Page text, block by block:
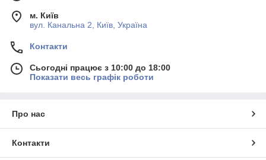
м. Київ
вул. Канальна 2, Київ, Україна
Контакти
Сьогодні працює з 10:00 до 18:00
Показати весь графік роботи
Про нас
Контакти